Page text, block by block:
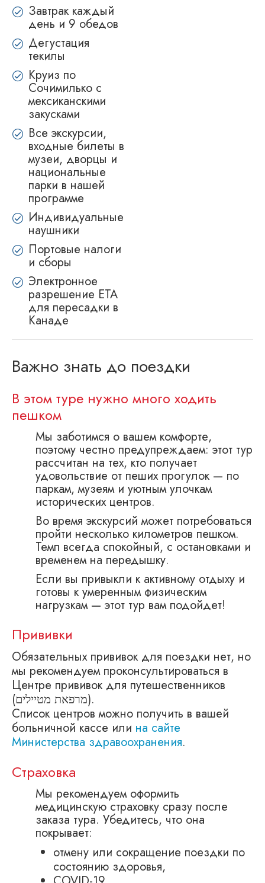
Завтрак каждый
день и 9 обедов
Дегустация
текилы
Круиз по
Сочимилько с
мексиканскими
закусками
Все экскурсии,
входные билеты в
музеи, дворцы и
национальные
парки в нашей
программе
Индивидуальные
наушники
Портовые налоги
и сборы
Электронное
разрешение ETA
для пересадки в
Канаде
Важно знать до поездки
В этом туре нужно много ходить
пешком
Мы заботимся о вашем комфорте,
поэтому честно предупреждаем: этот тур
рассчитан на тех, кто получает
удовольствие от пеших прогулок — по
паркам, музеям и уютным улочкам
исторических центров.
Во время экскурсий может потребоваться
пройти несколько километров пешком.
Темп всегда спокойный, с остановками и
временем на передышку.
Если вы привыкли к активному отдыху и
готовы к умеренным физическим
нагрузкам — этот тур вам подойдет!
Прививки
Обязательных прививок для поездки нет, но
мы рекомендуем проконсультироваться в
Центре прививок для путешественников
(מרפאת מטיילים).
Список центров можно получить в вашей
больничной кассе или на сайте
Министерства здравоохранения.
Страховка
Мы рекомендуем оформить
медицинскую страховку сразу после
заказа тура. Убедитесь, что она
покрывает:
отмену или сокращение поездки по
состоянию здоровья,